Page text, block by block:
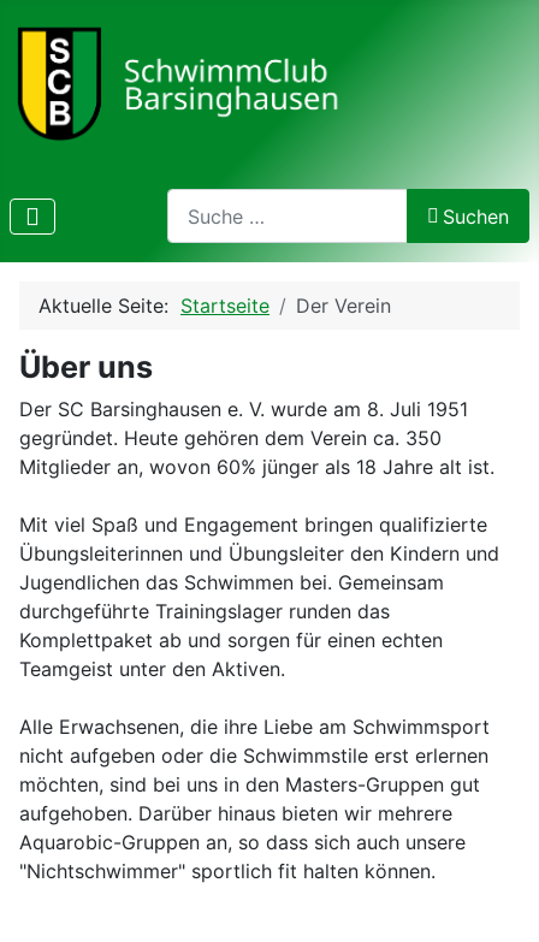
Search
Type 2 or more characters for results.
Suchen
Aktuelle Seite: Startseite Der Verein
Über uns
Der SC Barsinghausen e. V. wurde am 8. Juli 1951
gegründet. Heute gehören dem Verein ca. 350
Mitglieder an, wovon 60% jünger als 18 Jahre alt ist.
Mit viel Spaß und Engagement bringen qualifizierte
Übungsleiterinnen und Übungsleiter den Kindern und
Jugendlichen das Schwimmen bei. Gemeinsam
durchgeführte Trainingslager runden das
Komplettpaket ab und sorgen für einen echten
Teamgeist unter den Aktiven.
Alle Erwachsenen, die ihre Liebe am Schwimmsport
nicht aufgeben oder die Schwimmstile erst erlernen
möchten, sind bei uns in den Masters-Gruppen gut
aufgehoben. Darüber hinaus bieten wir mehrere
Aquarobic-Gruppen an, so dass sich auch unsere
"Nichtschwimmer" sportlich fit halten können.